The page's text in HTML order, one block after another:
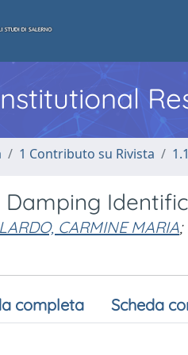
1 Contributo su Rivista
Damping
CARMINE MARIA;
completa Scheda